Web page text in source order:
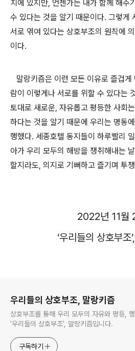
치에 있지만, 언젠가는 내가 함께 해주
수 있다는 것을 알기 때문이다. 그렇게
서로 엮여 있다는 상호부조의 원칙에
이다.
말랑키즘은 이런 모든 이유로 즐겁게
람이 이렇게나 서로를 위할 수 있다는
토대로 새로운, 자유롭고 평등한 사회
하다는 것을 알기 때문에 우리는 명동
행했다. 세종호텔 동지들이 하루빨리
아가 우리 모두의 해방을 쟁취해내는 날
할지라도, 의지로 기뻐하고 즐기며 투
2022년 11월
‘우리들의 상호부조’,
우리들의 상호부조, 말랑키즘
상호부조를 통해 우리 모두의 자유와 평등,
'우리들의 상호부조', 말랑키즘입니다.
구독하기